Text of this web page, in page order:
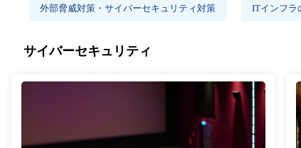
外部脅威対策・サイバーセキュリティ対策 ITインフラ
サイバーセキュリティ